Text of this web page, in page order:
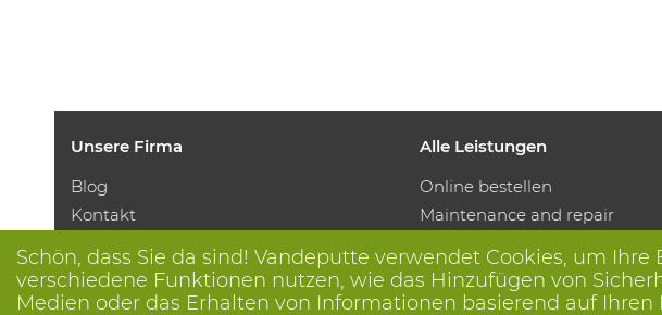
Schön, dass Sie da sind! Vandeputte verwendet Cookies, um
verschiedene Funktionen nutzen, wie das Hinzufügen von
Medien oder das Erhalten von Informationen basierend auf
Unsere Firma
Blog
Kontakt
Corporate Social Responsability
Arbeiten bei Vandeputte
Alle Leistungen
Online bestellen
Maintenance and repair
Printing
Distribution machines